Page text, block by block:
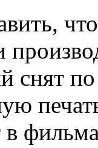
снят